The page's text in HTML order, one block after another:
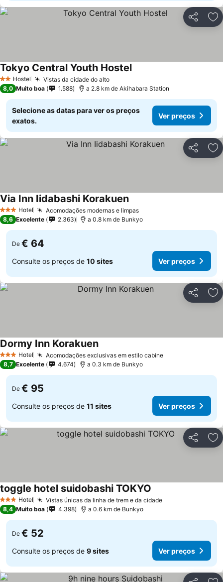
Partilhar
2 Estrelas
Hostel Vistas da cidade do alto
Tokyo Central Youth Hostel
8,0 Muito boa 1.588 a 2.8 km de Akihabara Station
Selecione as datas para ver os preços
exatos.
Ver preços
Partilhar
3 EstrelasHotel Acomodações modernas e limpas
Via Inn Iidabashi Korakuen
8,6 Excelente 2.363 a 0.8 km de Bunkyo
De € 64
Consulte os preços de 10 sites Ver preços
Partilhar
3 EstrelasHotel Acomodações exclusivas em estilo cabine
Dormy Inn Korakuen
8,7 Excelente 4.674 a 0.3 km de Bunkyo
De € 95
Consulte os preços de 11 sites Ver preços
Partilhar
3 EstrelasHotel Vistas únicas da linha de trem e da cidade
toggle hotel suidobashi TOKYO
8,4 Muito boa 4.398 a 0.6 km de Bunkyo
De € 52
Consulte os preços de 9 sites Ver preços